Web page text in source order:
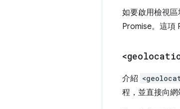
如要啟用檢視
Promise。這項
介紹
程，並直接向